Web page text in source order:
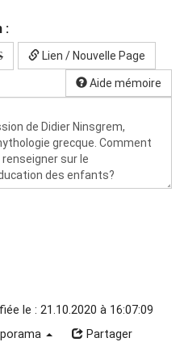
:
Lien / Nouvelle Page
Aide mémoire
le : 21.10.2020 à 16:07:09
Partager